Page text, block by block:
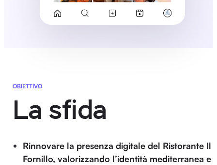
OBIETTIVO
La sfida
Rinnovare la presenza digitale del Ristorante Il
Fornillo, valorizzando l’identità mediterranea e